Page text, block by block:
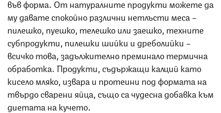
във форма. От натуралните продукти можете да
му давате спокойно различни нетлъсти меса –
пилешко, пуешко, телешко или заешко, техните
субпродукти, пилешки шийки и дреболийки –
всичко това, задължително преминало термична
обработка. Продукти, съдържащи калций като
кисело мляко, извара и протеини под формата на
твърдо сварени яйца, също са чудесна добавка към
диетата на кучето.